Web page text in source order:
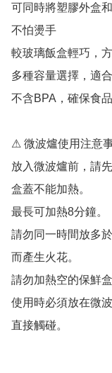
可同時將塑膠外盒
不怕燙手
較玻璃飯盒輕巧，
多種容量選擇，適
不含BPA，確保食
⚠ 微波爐使用注意事
放入微波爐前，請
盒蓋不能加熱。
最長可加熱8分鐘。
請勿同一時間放多
而產生火花。
請勿加熱空的保鮮盒
使用時必須放在微
直接觸碰。